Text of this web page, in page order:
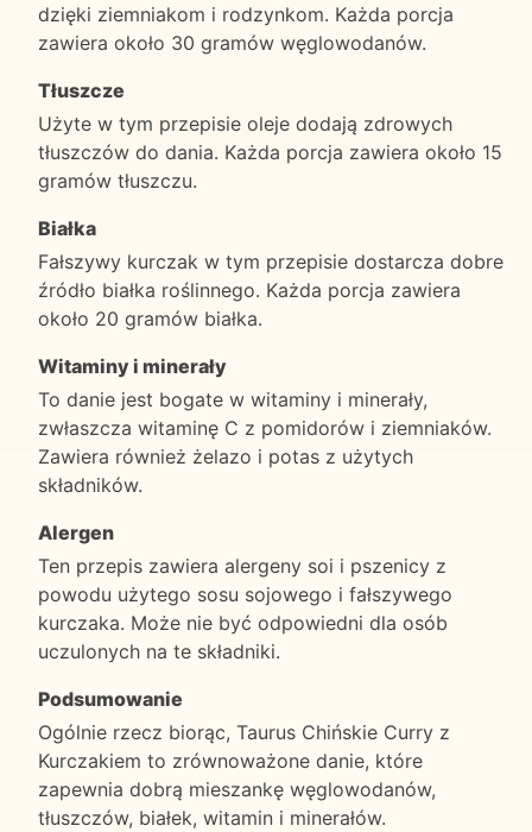
dzięki ziemniakom i rodzynkom. Każda porcja
zawiera około 30 gramów węglowodanów.
Tłuszcze
Użyte w tym przepisie oleje dodają zdrowych
tłuszczów do dania. Każda porcja zawiera około 15
gramów tłuszczu.
Białka
Fałszywy kurczak w tym przepisie dostarcza dobre
źródło białka roślinnego. Każda porcja zawiera
około 20 gramów białka.
Witaminy i minerały
To danie jest bogate w witaminy i minerały,
zwłaszcza witaminę C z pomidorów i ziemniaków.
Zawiera również żelazo i potas z użytych
składników.
Alergen
Ten przepis zawiera alergeny soi i pszenicy z
powodu użytego sosu sojowego i fałszywego
kurczaka. Może nie być odpowiedni dla osób
uczulonych na te składniki.
Podsumowanie
Ogólnie rzecz biorąc, Taurus Chińskie Curry z
Kurczakiem to zrównoważone danie, które
zapewnia dobrą mieszankę węglowodanów,
tłuszczów, białek, witamin i minerałów.